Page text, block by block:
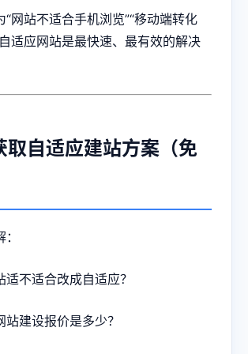
“网站不适合手机浏览”“移动端转化
适应网站是最快速、最有效的解决
取自适应建站方案（免
适不适合改成自适应？
站建设报价是多少？